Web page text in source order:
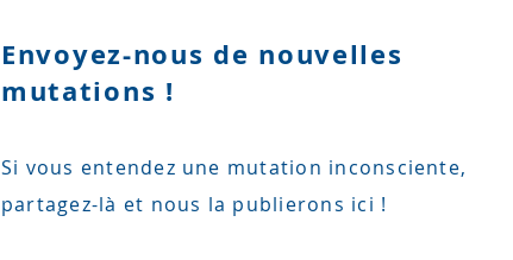
Envoyez-nous de nouvelles
mutations !
Si vous entendez une mutation inconsciente,
partagez-là et nous la publierons ici !